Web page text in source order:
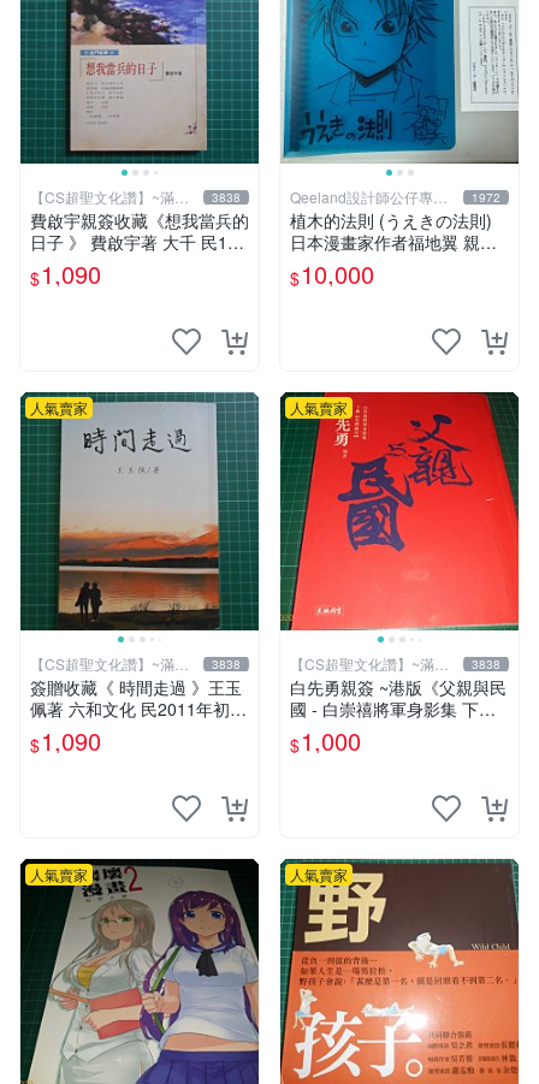
【CS超聖文化讚】~滿千
元送運
3838
費啟宇親簽收藏《想我當兵的
日子 》 費啟宇著 大千 民199
4年初版【CS超聖文化2讚】
$1,090
Qeeland設計師公仔專賣
店
1972
植木的法則 (うえきの法則)
日本漫畫家作者福地翼 親筆
畫作+簽名
$10,000
人氣賣家
【CS超聖文化讚】~滿千
元送運
3838
簽贈收藏《 時間走過 》王玉
佩著 六和文化 民2011年初版
9成新【CS超聖文化2讚】
$1,090
人氣賣家
【CS超聖文化讚】~滿千
元送運
3838
白先勇親簽 ~港版《父親與民
國 - 白崇禧將軍身影集 下
冊》白先勇編 天地出版 2012
年初版 .香港【CS超聖文化
$1,000
人氣賣家 人氣賣家